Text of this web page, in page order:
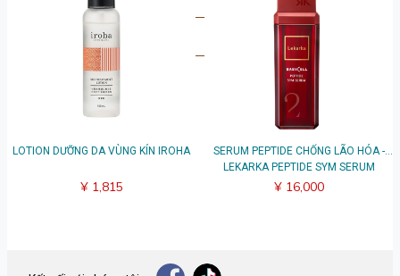
Viết đánh giá
LOTION DƯỠNG DA VÙNG KÍN IROHA
¥ 1,815
SERUM PEPTIDE CHỐNG LÃO HÓA -
LEKARKA PEPTIDE SYM SERUM
¥ 16,000